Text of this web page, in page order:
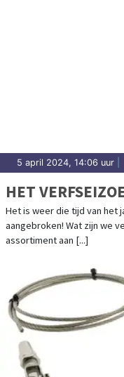
5 april 2024, 14:06 uur
HET
Het is weer die tijd van het
aangebroken! Wat zijn we
assortiment aan [...]